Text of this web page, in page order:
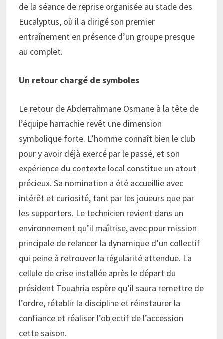
de la séance de reprise organisée au stade des
Eucalyptus, où il a dirigé son premier
entraînement en présence d’un groupe presque
au complet.
Un retour chargé de symboles
Le retour de Abderrahmane Osmane à la tête de
l’équipe harrachie revêt une dimension
symbolique forte. L’homme connaît bien le club
pour y avoir déjà exercé par le passé, et son
expérience du contexte local constitue un atout
précieux. Sa nomination a été accueillie avec
intérêt et curiosité, tant par les joueurs que par
les supporters. Le technicien revient dans un
environnement qu’il maîtrise, avec pour mission
principale de relancer la dynamique d’un collectif
qui peine à retrouver la régularité attendue. La
cellule de crise installée après le départ du
président Touahria espère qu’il saura remettre de
l’ordre, rétablir la discipline et réinstaurer la
confiance et réaliser l’objectif de l’accession
cette saison.